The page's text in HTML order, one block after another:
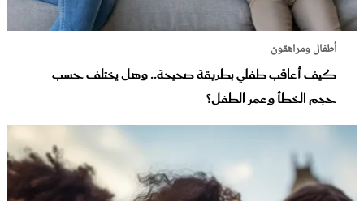
أطفال ومراهقون
كيف أعاقب طفلي بطريقة صحيحة.. وهل يختلف حسب
حجم الخطأ وعمر الطفل؟